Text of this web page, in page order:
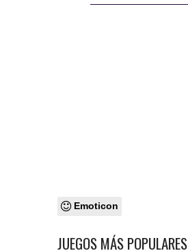
Emoticon
JUEGOS MÁS POPULARES